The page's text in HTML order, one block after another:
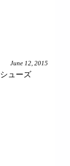
June 12, 2015
シューズ